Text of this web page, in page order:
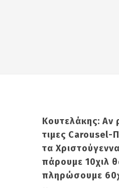
Κουτελάκης: Αν
τιμες Carousel-
τα
πάρουμε 10χιλ
πληρώσουμε